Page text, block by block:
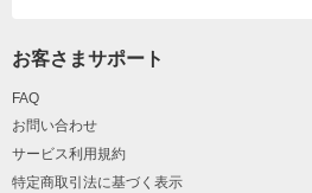
お客さまサポート
FAQ
お問い合わせ
サービス利用規約
特定商取引法に基づく表示